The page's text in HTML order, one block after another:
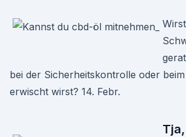
bei der Sicherheitskontrolle oder
erwischt wirst? 14. Febr.